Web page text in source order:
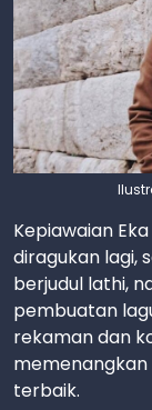
Kepiawaian
diragukan lagi,
berjudul lathi,
pembuatan
rekaman dan
memenangkan
terbaik.